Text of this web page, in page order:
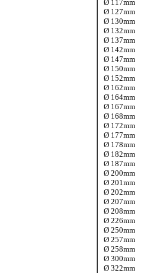
Ø 117mm
Ø 127mm
Ø 130mm
Ø 132mm
Ø 137mm
Ø 142mm
Ø 147mm
Ø 150mm
Ø 152mm
Ø 162mm
Ø 164mm
Ø 167mm
Ø 168mm
Ø 172mm
Ø 177mm
Ø 178mm
Ø 182mm
Ø 187mm
Ø 200mm
Ø 201mm
Ø 202mm
Ø 207mm
Ø 208mm
Ø 226mm
Ø 250mm
Ø 257mm
Ø 258mm
Ø 300mm
Ø 322mm